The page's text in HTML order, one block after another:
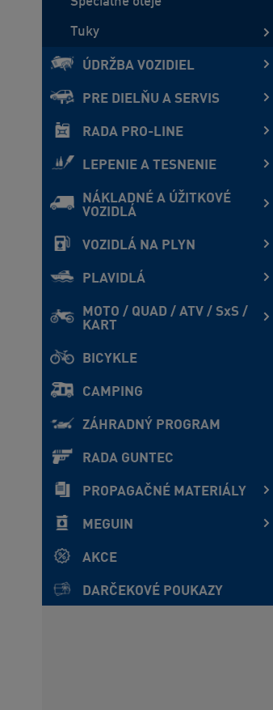
Tuky
ÚDRŽBA VOZIDIEL
PRE DIELŇU A SERVIS
RADA PRO-LINE
LEPENIE A TESNENIE
NÁKLADNÉ A ÚŽITKOVÉ
VOZIDLÁ
VOZIDLÁ NA PLYN
PLAVIDLÁ
MOTO / QUAD / ATV / SxS /
KART
BICYKLE
CAMPING
ZÁHRADNÝ PROGRAM
RADA GUNTEC
PROPAGAČNÉ MATERIÁLY
MEGUIN
AKCE
DARČEKOVÉ POUKAZY